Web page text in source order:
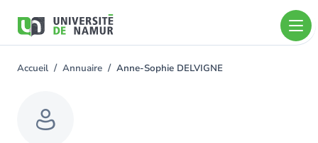
contenu
You
Accueil Annuaire Anne-Sophie DELVIGNE